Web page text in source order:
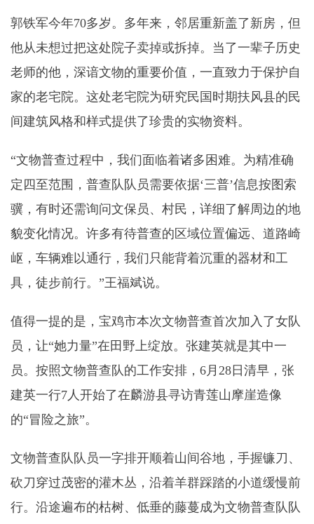
郭铁军今年70多岁。多年来，邻居重新盖了新房，但
他从未想过把这处院子卖掉或拆掉。当了一辈子历史
老师的他，深谙文物的重要价值，一直致力于保护自
家的老宅院。这处老宅院为研究民国时期扶风县的民
间建筑风格和样式提供了珍贵的实物资料。
“文物普查过程中，我们面临着诸多困难。为精准确
定四至范围，普查队队员需要依据‘三普’信息按图索
骥，有时还需询问文保员、村民，详细了解周边的地
貌变化情况。许多有待普查的区域位置偏远、道路崎
岖，车辆难以通行，我们只能背着沉重的器材和工
具，徒步前行。”王福斌说。
值得一提的是，宝鸡市本次文物普查首次加入了女队
员，让“她力量”在田野上绽放。张建英就是其中一
员。按照文物普查队的工作安排，6月28日清早，张
建英一行7人开始了在麟游县寻访青莲山摩崖造像
的“冒险之旅”。
文物普查队队员一字排开顺着山间谷地，手握镰刀、
砍刀穿过茂密的灌木丛，沿着羊群踩踏的小道缓慢前
行。沿途遍布的枯树、低垂的藤蔓成为文物普查队队